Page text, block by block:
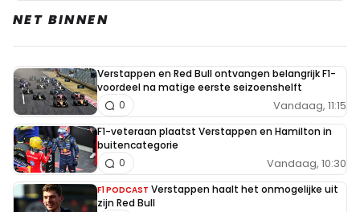
NET BINNEN
Verstappen en Red Bull ontvangen belangrijk F1-
voordeel na matige eerste seizoenshelft
Vandaag, 11:15
0
F1-veteraan plaatst Verstappen en Hamilton in
buitencategorie
Vandaag, 10:30
0
F1 PODCAST Verstappen haalt het onmogelijke uit
zijn Red Bull